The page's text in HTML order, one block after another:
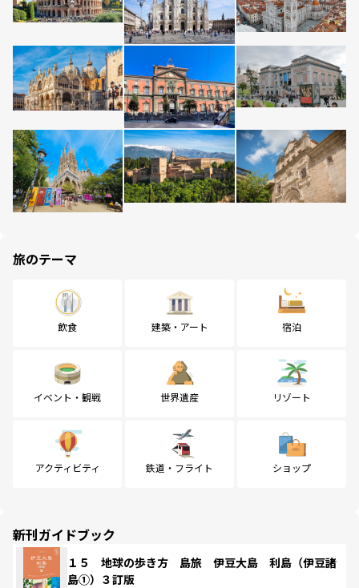
旅のテーマ
飲食 建築・アート 宿泊
イベント・観戦 世界遺産 リゾート
アクティビティ 鉄道・フライト ショップ
新刊ガイドブック
１５ 地球の歩き方 島旅 伊豆大島 利島（伊豆諸
島①）３訂版